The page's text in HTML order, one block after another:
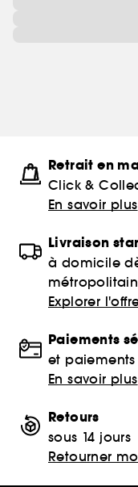
Retrait en
Click &
En savoir plus
Livraison
à domicile
Explorer
Paiements
et paiements
En savoir plus
Retours
sous 14 jours
Retourner